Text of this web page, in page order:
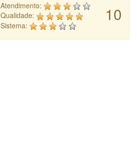
10
Atendimento:
Qualidade:
Sistema: